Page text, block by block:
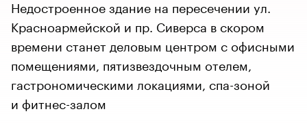
Недостроенное здание на пересечении ул.
Красноармейской и пр. Сиверса в скором
времени станет деловым центром с офисными
помещениями, пятизвездочным отелем,
гастрономическими локациями, спа-зоной
и фитнес-залом